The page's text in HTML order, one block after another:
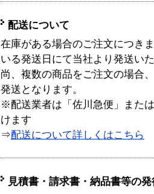
配送について
在庫がある場合のご注文につき
いる発送日にて当社より発送い
尚、複数の商品をご注文の場合
発送となります。
※配送業者は「佐川急便」また
けます
⇒配送について詳しくはこちら
見積書・請求書・納品書等の